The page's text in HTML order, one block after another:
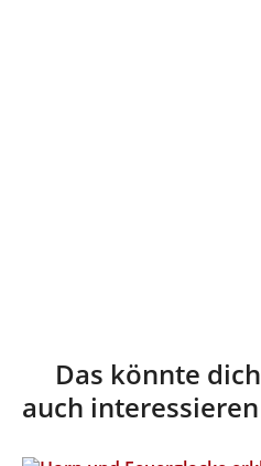
Das könnte dich
auch interessieren